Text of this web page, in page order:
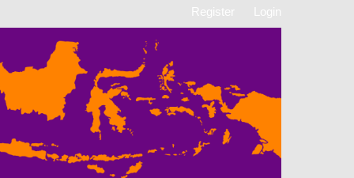
Register Login